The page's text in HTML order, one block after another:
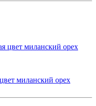
миланский орех